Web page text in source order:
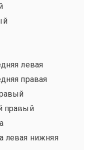
левая
правая
правый
левая нижняя